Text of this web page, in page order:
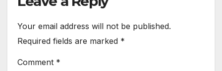
Your email address will not be published.
Required fields are marked *
Comment *